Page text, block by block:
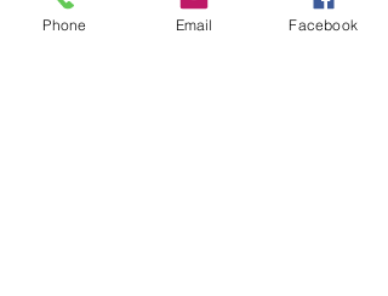
Phone Email Facebook